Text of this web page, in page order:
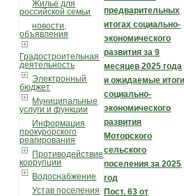
Жилье для
российской семьи
новости,
объявления
Градостроительная
деятельность
Электронный
бюджет
Муниципальные
услуги и функции
Информация
прокурорского
реагирования
Противодействие
коррупции
Водоснабжение
Устав поселения
предварительных
итогах социально-
экономического
развития за 9
месяцев 2025 года
и ожидаемые итоги
социально-
экономического
развития
Моторского
сельского
поселения за 2025
год
Пост. 63 от